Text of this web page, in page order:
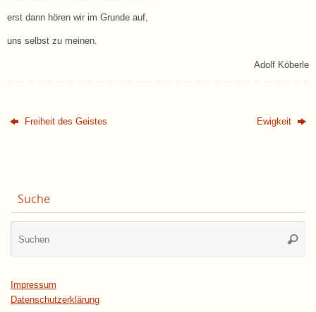
erst dann hören wir im Grunde auf,
uns selbst zu meinen.
Adolf Köberle
Freiheit des Geistes Ewigkeit
Suche
Impressum
Datenschutzerklärung